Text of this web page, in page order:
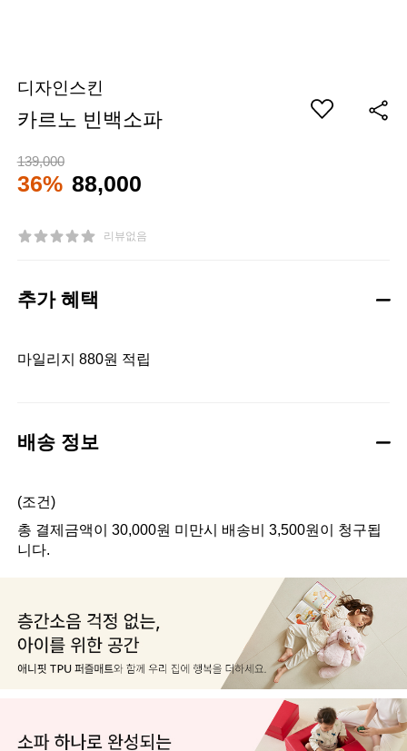
디자인스킨
카르노 빈백소파
139,000
36% 88,000
리뷰없음
추가 혜택
마일리지 880원 적립
배송 정보
(조건)
총 결제금액이 30,000원 미만시 배송비 3,500원이 청구됩
니다.